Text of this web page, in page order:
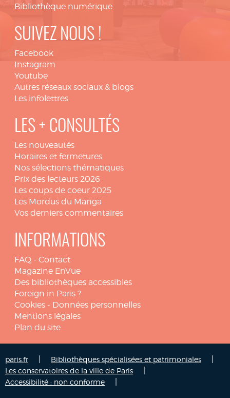
Bibliothèque numérique
SUIVEZ NOUS !
Facebook
Instagram
Youtube
Autres réseaux sociaux & blogs
Les infolettres
LES + CONSULTÉS
Les nouveautés
Horaires et fermetures
Nos sélections thématiques
Prix des lecteurs 2026
Les coups de coeur 2025
Les Mordus du Manga
Vos derniers commentaires
INFORMATIONS
FAQ - Contact
Magazine EnVue
Des bibliothèques accessibles
Foreign in Paris ?
Cookies - Données personnelles
Mentions légales
Plan du site
paris.fr Bibliothèques spécialisées et patrimoniales
Les conservatoires de la ville de Paris
Accessibilité : non conforme